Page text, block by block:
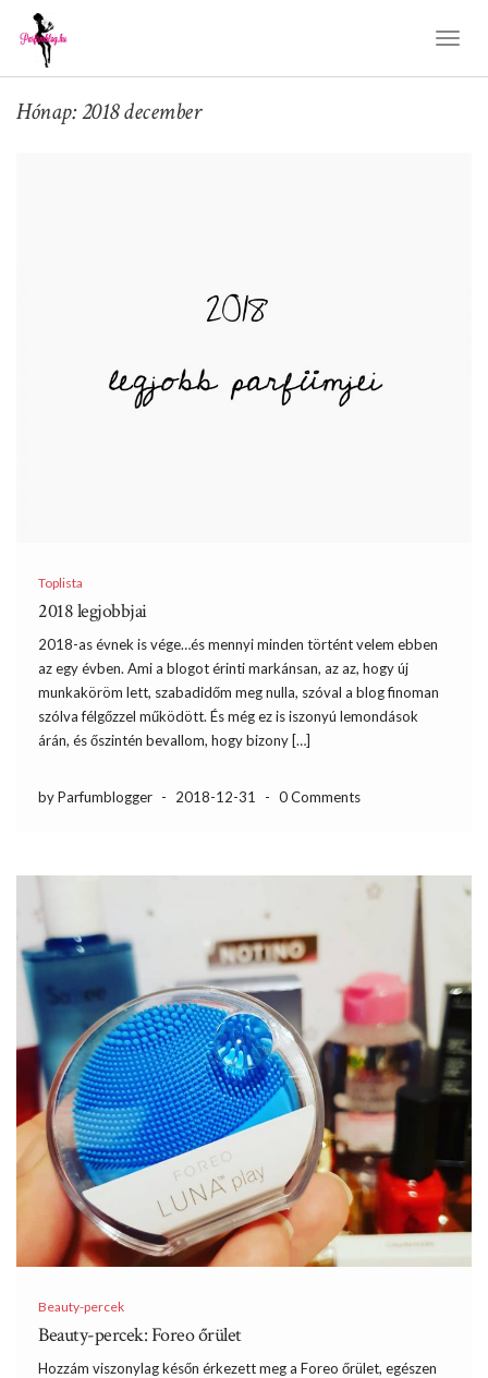
Hónap: 2018 december
Toplista
2018 legjobbjai
2018-as évnek is vége…és mennyi minden történt velem ebben
az egy évben. Ami a blogot érinti markánsan, az az, hogy új
munkaköröm lett, szabadidőm meg nulla, szóval a blog finoman
szólva félgőzzel működött. És még ez is iszonyú lemondások
árán, és őszintén bevallom, hogy bizony […]
by Parfumblogger - 2018-12-31 - 0 Comments
Beauty-percek
Beauty-percek: Foreo őrület
Hozzám viszonylag későn érkezett meg a Foreo őrület, egészen